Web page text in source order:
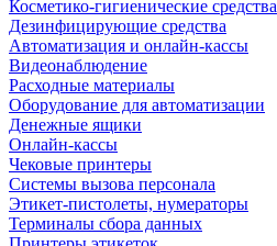
Косметико-гигиенические средства
Дезинфицирующие средства
Автоматизация и онлайн-кассы
Видеонаблюдение
Расходные материалы
Оборудование для автоматизации
Денежные ящики
Онлайн-кассы
Чековые принтеры
Системы вызова персонала
Этикет-пистолеты, нумераторы
Терминалы сбора данных